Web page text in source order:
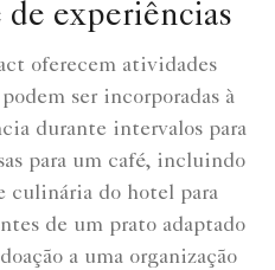
de experiências
oferecem atividades
ser incorporadas à
durante intervalos para
para um café, incluindo
culinária do hotel para
de um prato adaptado
a uma organização